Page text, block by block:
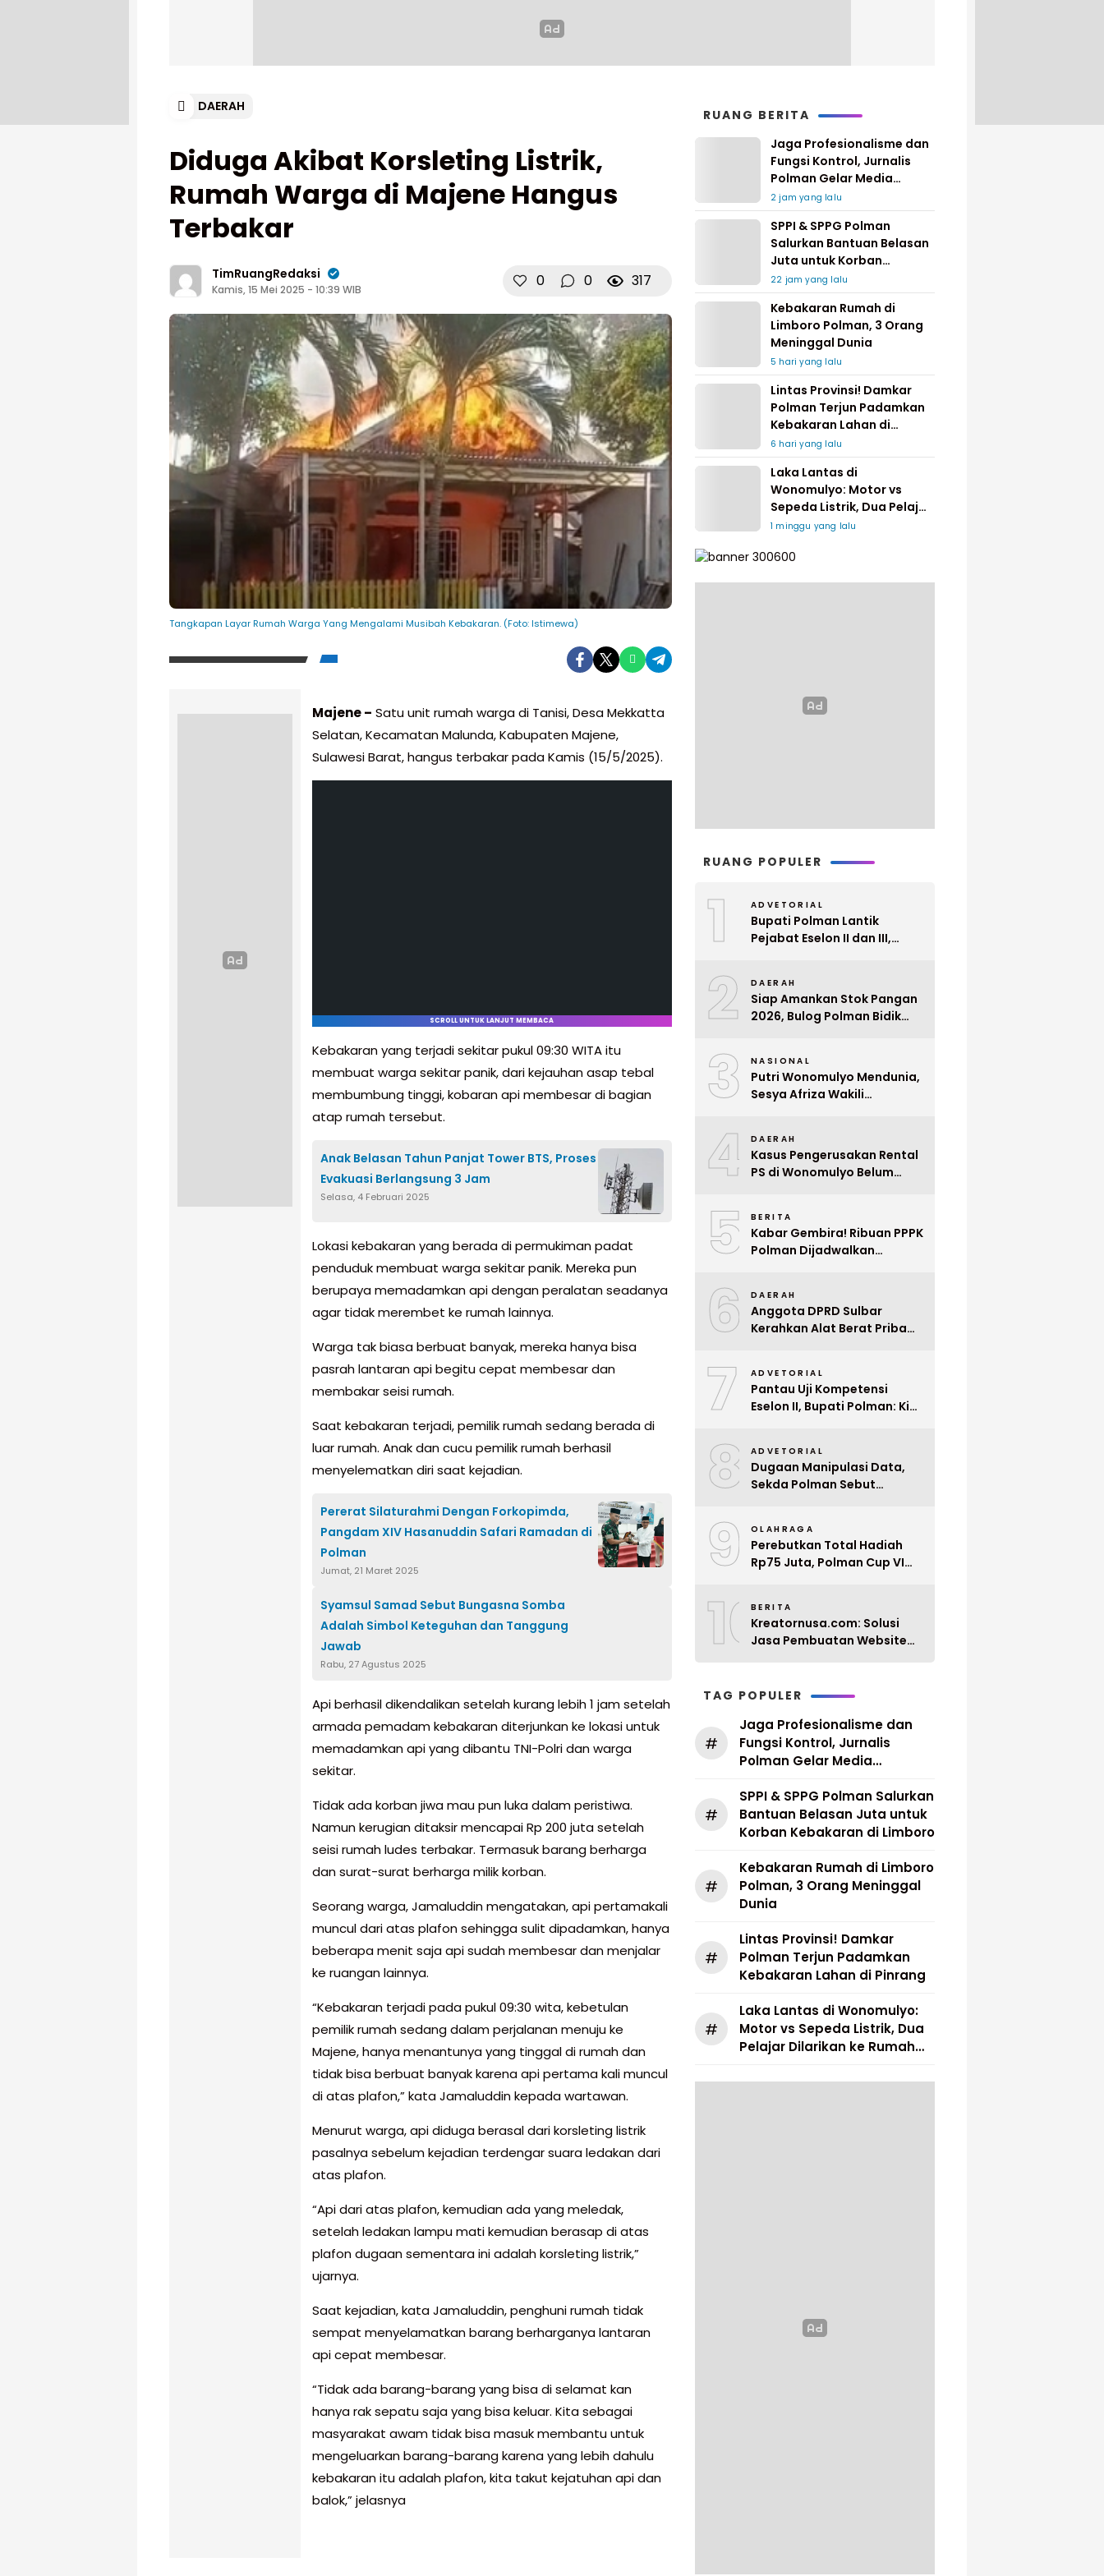
DAERAH
Diduga Akibat Korsleting Listrik,
Rumah Warga di Majene Hangus
Terbakar
TimRuangRedaksi
Kamis, 15 Mei 2025 - 10:39 WIB 0 0 317
Tangkapan Layar Rumah Warga Yang Mengalami Musibah Kebakaran. (Foto: Istimewa)
Majene – Satu unit rumah warga di Tanisi, Desa Mekkatta
Selatan, Kecamatan Malunda, Kabupaten Majene,
Sulawesi Barat, hangus terbakar pada Kamis (15/5/2025).
SCROLL UNTUK LANJUT MEMBACA
Kebakaran yang terjadi sekitar pukul 09:30 WITA itu
membuat warga sekitar panik, dari kejauhan asap tebal
membumbung tinggi, kobaran api membesar di bagian
atap rumah tersebut.
Anak Belasan Tahun Panjat Tower BTS, Proses
Evakuasi Berlangsung 3 Jam
Selasa, 4 Februari 2025
Lokasi kebakaran yang berada di permukiman padat
penduduk membuat warga sekitar panik. Mereka pun
berupaya memadamkan api dengan peralatan seadanya
agar tidak merembet ke rumah lainnya.
Warga tak biasa berbuat banyak, mereka hanya bisa
pasrah lantaran api begitu cepat membesar dan
membakar seisi rumah.
Saat kebakaran terjadi, pemilik rumah sedang berada di
luar rumah. Anak dan cucu pemilik rumah berhasil
menyelematkan diri saat kejadian.
Pererat Silaturahmi Dengan Forkopimda,
Pangdam XIV Hasanuddin Safari Ramadan di
Polman
Jumat, 21 Maret 2025
Syamsul Samad Sebut Bungasna Somba
Adalah Simbol Keteguhan dan Tanggung
Jawab
Rabu, 27 Agustus 2025
Api berhasil dikendalikan setelah kurang lebih 1 jam setelah
armada pemadam kebakaran diterjunkan ke lokasi untuk
memadamkan api yang dibantu TNI-Polri dan warga
sekitar.
Tidak ada korban jiwa mau pun luka dalam peristiwa.
Namun kerugian ditaksir mencapai Rp 200 juta setelah
seisi rumah ludes terbakar. Termasuk barang berharga
dan surat-surat berharga milik korban.
Seorang warga, Jamaluddin mengatakan, api pertamakali
muncul dari atas plafon sehingga sulit dipadamkan, hanya
beberapa menit saja api sudah membesar dan menjalar
ke ruangan lainnya.
“Kebakaran terjadi pada pukul 09:30 wita, kebetulan
pemilik rumah sedang dalam perjalanan menuju ke
Majene, hanya menantunya yang tinggal di rumah dan
tidak bisa berbuat banyak karena api pertama kali muncul
di atas plafon,” kata Jamaluddin kepada wartawan.
Menurut warga, api diduga berasal dari korsleting listrik
pasalnya sebelum kejadian terdengar suara ledakan dari
atas plafon.
“Api dari atas plafon, kemudian ada yang meledak,
setelah ledakan lampu mati kemudian berasap di atas
plafon dugaan sementara ini adalah korsleting listrik,”
ujarnya.
Saat kejadian, kata Jamaluddin, penghuni rumah tidak
sempat menyelamatkan barang berharganya lantaran
api cepat membesar.
“Tidak ada barang-barang yang bisa di selamat kan
hanya rak sepatu saja yang bisa keluar. Kita sebagai
masyarakat awam tidak bisa masuk membantu untuk
mengeluarkan barang-barang karena yang lebih dahulu
kebakaran itu adalah plafon, kita takut kejatuhan api dan
balok,” jelasnya
RUANG BERITA
Jaga Profesionalisme dan
Fungsi Kontrol, Jurnalis
Polman Gelar Media
Gathering
2 jam yang lalu
SPPI & SPPG Polman
Salurkan Bantuan Belasan
Juta untuk Korban
Kebakaran di Limboro
22 jam yang lalu
Kebakaran Rumah di
Limboro Polman, 3 Orang
Meninggal Dunia
5 hari yang lalu
Lintas Provinsi! Damkar
Polman Terjun Padamkan
Kebakaran Lahan di
Pinrang
6 hari yang lalu
Laka Lantas di
Wonomulyo: Motor vs
Sepeda Listrik, Dua Pelajar
Dilarikan ke Rumah Sakit
1 minggu yang lalu
RUANG POPULER
1 ADVETORIAL
Bupati Polman Lantik
Pejabat Eselon II dan III,
2 DAERAH
Siap Amankan Stok Pangan
2026, Bulog Polman Bidik
3 NASIONAL
Putri Wonomulyo Mendunia,
Sesya Afriza Wakili
4 DAERAH
Kasus Pengerusakan Rental
PS di Wonomulyo Belum
Pelaku
5 BERITA
Kabar Gembira! Ribuan PPPK
Polman Dijadwalkan
6 DAERAH
Anggota DPRD Sulbar
Kerahkan Alat Berat Pribadi
7 ADVETORIAL
Pantau Uji Kompetensi
Eselon II, Bupati Polman: Kita
8 ADVETORIAL
Dugaan Manipulasi Data,
Sekda Polman Sebut
Ditunda
9 OLAHRAGA
Perebutkan Total Hadiah
Rp75 Juta, Polman Cup VI
10BERITA
Kreatornusa.com: Solusi
Jasa Pembuatan Website
TAG POPULER
#
Jaga Profesionalisme dan
Fungsi Kontrol, Jurnalis
Polman Gelar Media
#
SPPI & SPPG Polman Salurkan
Bantuan Belasan Juta untuk
Korban Kebakaran di Limboro
#
Kebakaran Rumah di Limboro
Polman, 3 Orang Meninggal
Dunia
#
Lintas Provinsi! Damkar
Polman Terjun Padamkan
Kebakaran Lahan di Pinrang
#
Laka Lantas di Wonomulyo:
Motor vs Sepeda Listrik, Dua
Pelajar Dilarikan ke Rumah